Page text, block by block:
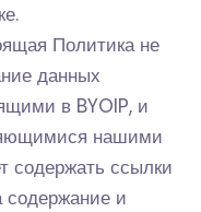
Политика не
данных
в BYOIP, и
нашими
содержать ссылки
содержание и